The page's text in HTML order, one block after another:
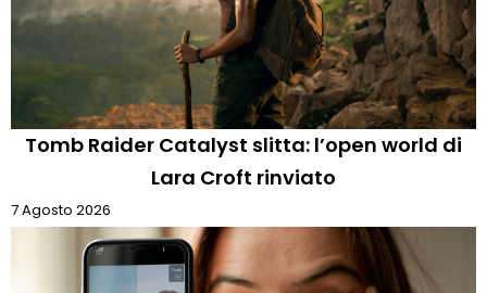
Tomb Raider Catalyst slitta: l’open world di
Lara Croft rinviato
7 Agosto 2026